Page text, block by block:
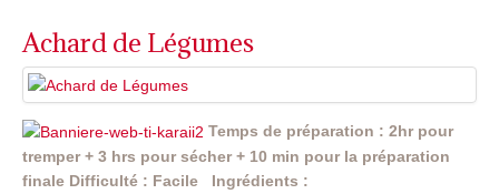
Achard de Légumes
Temps de préparation : 2hr pour
tremper + 3 hrs pour sécher + 10 min pour la préparation
finale Difficulté : Facile
Ingrédients :